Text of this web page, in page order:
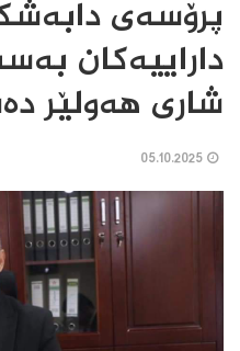
پرۆسەی
داراییەكان
شاری هەولێر